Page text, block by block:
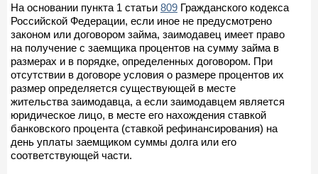
На основании пункта 1 статьи 809 Гражданского кодекса
Российской Федерации, если иное не предусмотрено
законом или договором займа, заимодавец имеет право
на получение с заемщика процентов на сумму займа в
размерах и в порядке, определенных договором. При
отсутствии в договоре условия о размере процентов их
размер определяется существующей в месте
жительства заимодавца, а если заимодавцем является
юридическое лицо, в месте его нахождения ставкой
банковского процента (ставкой рефинансирования) на
день уплаты заемщиком суммы долга или его
соответствующей части.